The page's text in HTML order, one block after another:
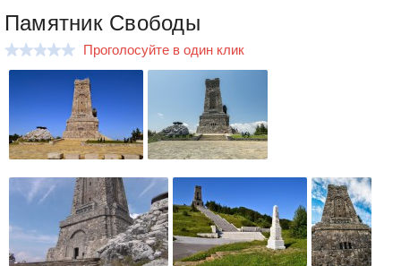
Памятник Свободы
Проголосуйте в один клик